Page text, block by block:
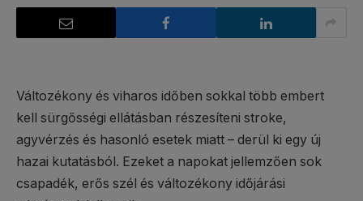
Változékony és viharos időben sokkal több embert
kell sürgősségi ellátásban részesíteni stroke,
agyvérzés és hasonló esetek miatt – derül ki egy új
hazai kutatásból. Ezeket a napokat jellemzően sok
csapadék, erős szél és változékony időjárási